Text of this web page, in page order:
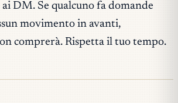
DM. Se qualcuno fa domande
movimento in avanti,
comprerà. Rispetta il tuo tempo.